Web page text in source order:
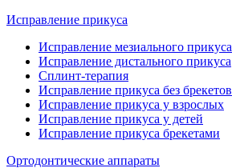
Исправление прикуса
Исправление мезиального прикуса
Исправление дистального прикуса
Сплинт-терапия
Исправление прикуса без брекетов
Исправление прикуса у взрослых
Исправление прикуса у детей
Исправление прикуса брекетами
Ортодонтические аппараты